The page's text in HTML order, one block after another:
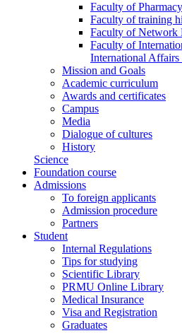
Faculty of Pharmacy
Faculty of training
Faculty of Network
Faculty of
International Affairs
Mission and Goals
Academic curriculum
Awards and certificates
Campus
Media
Dialogue of cultures
History
Science
Foundation course
Admissions
To foreign applicants
Admission procedure
Partners
Student
Internal Regulations
Tips for studying
Scientific Library
PRMU Online Library
Medical Insurance
Visa and Registration
Graduates